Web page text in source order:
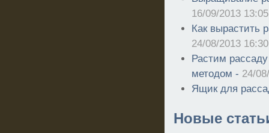
16/09/2013 13:05
Как вырастить
24/08/2013 16:30
Растим
методом - 24/
Ящик для
Новые